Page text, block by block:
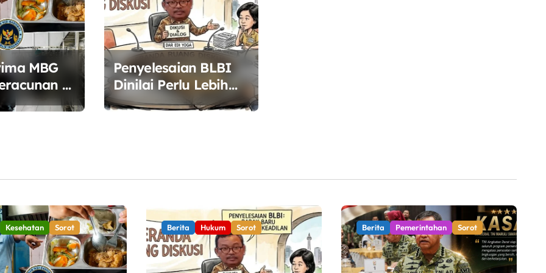
MBG
di
BGN
Penyelesaian BLBI
Dinilai Perlu Lebih
Terbuka, Pemerintah
Kesehatan Sorot Berita Hukum Sorot Berita Pemerintahan Sorot